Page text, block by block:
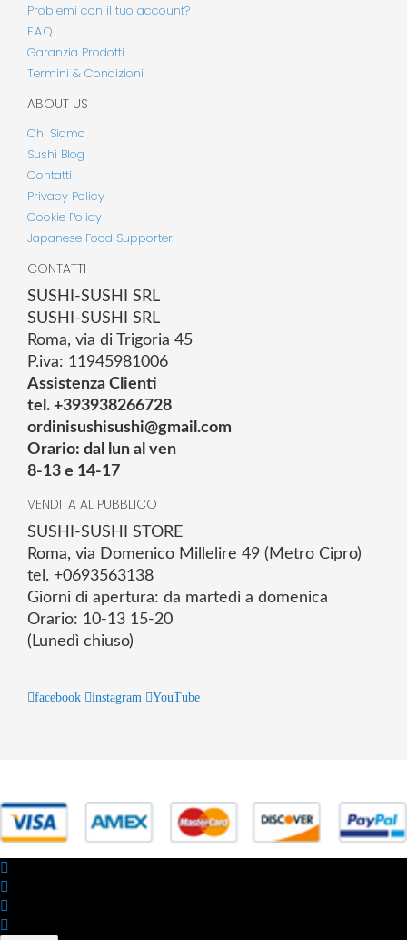
Problemi con il tuo account?
F.A.Q.
Garanzia Prodotti
Termini & Condizioni
ABOUT US
Chi Siamo
Sushi Blog
Contatti
Privacy Policy
Cookie Policy
Japanese Food Supporter
CONTATTI
SUSHI-SUSHI SRL
SUSHI-SUSHI SRL
Roma, via di Trigoria 45
P.iva: 11945981006
Assistenza Clienti
tel. +393938266728
ordinisushisushi@gmail.com
Orario: dal lun al ven
8-13 e 14-17
VENDITA AL PUBBLICO
SUSHI-SUSHI STORE
Roma, via Domenico Millelire 49 (Metro Cipro)
tel. +0693563138
Giorni di apertura: da martedì a domenica
Orario: 10-13 15-20
(Lunedì chiuso)
facebook instagram YouTube